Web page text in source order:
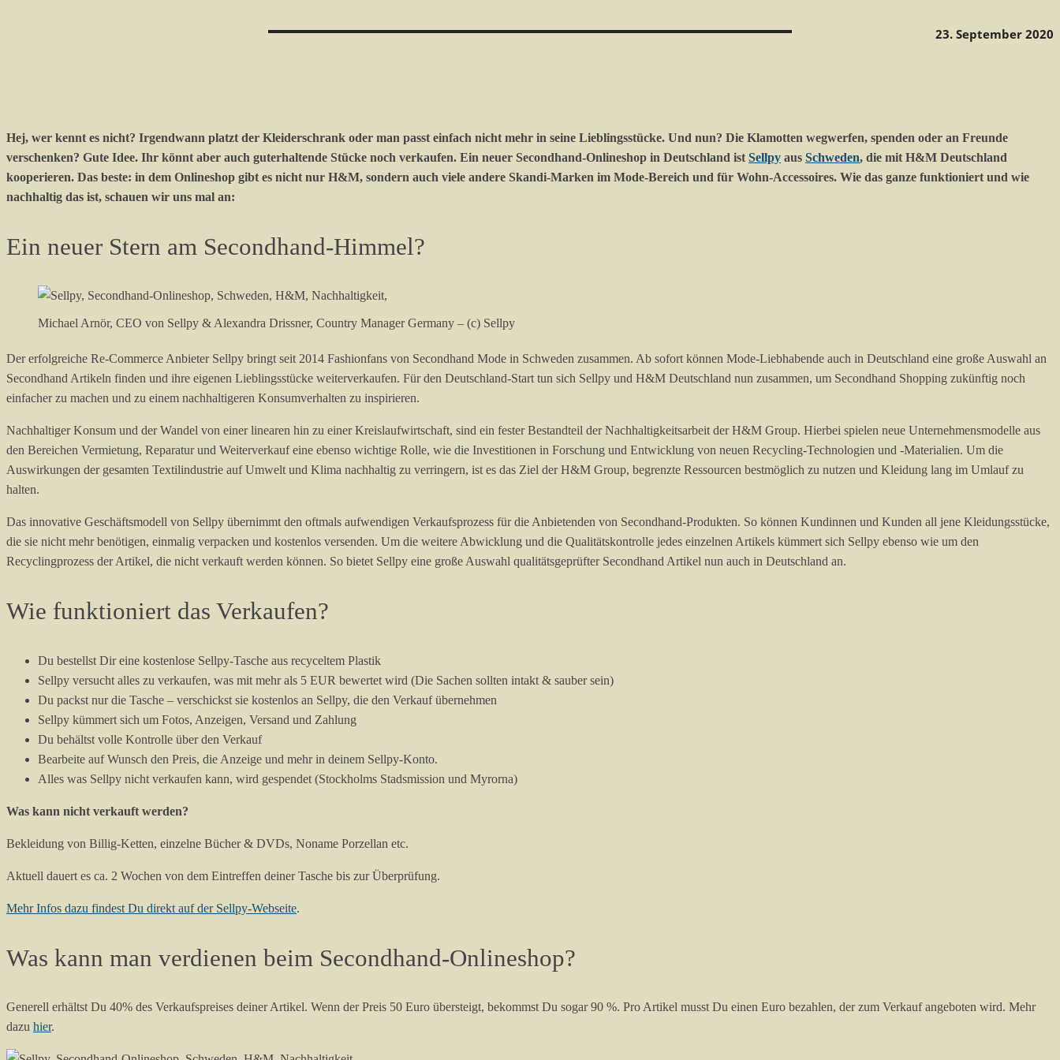
23. September 2020
Hej, wer kennt es nicht? Irgendwann platzt der Kleiderschrank oder man passt einfach nicht mehr in seine Lieblingsstücke. Und nun? Die Klamotten wegwerfen, spenden oder an Freunde
verschenken? Gute Idee. Ihr könnt aber auch guterhaltende Stücke noch verkaufen. Ein neuer Secondhand-Onlineshop in Deutschland ist Sellpy aus Schweden, die mit H&M Deutschland
kooperieren. Das beste: in dem Onlineshop gibt es nicht nur H&M, sondern auch viele andere Skandi-Marken im Mode-Bereich und für Wohn-Accessoires. Wie das ganze funktioniert und wie
nachhaltig das ist, schauen wir uns mal an:
Ein neuer Stern am Secondhand-Himmel?
Michael Arnör, CEO von Sellpy & Alexandra Drissner, Country Manager Germany – (c) Sellpy
Der erfolgreiche Re-Commerce Anbieter Sellpy bringt seit 2014 Fashionfans von Secondhand Mode in Schweden zusammen. Ab sofort können Mode-Liebhabende auch in Deutschland eine große Auswahl an
Secondhand Artikeln finden und ihre eigenen Lieblingsstücke weiterverkaufen. Für den Deutschland-Start tun sich Sellpy und H&M Deutschland nun zusammen, um Secondhand Shopping zukünftig noch
einfacher zu machen und zu einem nachhaltigeren Konsumverhalten zu inspirieren.
Nachhaltiger Konsum und der Wandel von einer linearen hin zu einer Kreislaufwirtschaft, sind ein fester Bestandteil der Nachhaltigkeitsarbeit der H&M Group. Hierbei spielen neue Unternehmensmodelle aus
den Bereichen Vermietung, Reparatur und Weiterverkauf eine ebenso wichtige Rolle, wie die Investitionen in Forschung und Entwicklung von neuen Recycling-Technologien und -Materialien. Um die
Auswirkungen der gesamten Textilindustrie auf Umwelt und Klima nachhaltig zu verringern, ist es das Ziel der H&M Group, begrenzte Ressourcen bestmöglich zu nutzen und Kleidung lang im Umlauf zu
halten.
Das innovative Geschäftsmodell von Sellpy übernimmt den oftmals aufwendigen Verkaufsprozess für die Anbietenden von Secondhand-Produkten. So können Kundinnen und Kunden all jene Kleidungsstücke,
die sie nicht mehr benötigen, einmalig verpacken und kostenlos versenden. Um die weitere Abwicklung und die Qualitätskontrolle jedes einzelnen Artikels kümmert sich Sellpy ebenso wie um den
Recyclingprozess der Artikel, die nicht verkauft werden können. So bietet Sellpy eine große Auswahl qualitätsgeprüfter Secondhand Artikel nun auch in Deutschland an.
Wie funktioniert das Verkaufen?
Du bestellst Dir eine kostenlose Sellpy-Tasche aus recyceltem Plastik
Sellpy versucht alles zu verkaufen, was mit mehr als 5 EUR bewertet wird (Die Sachen sollten intakt & sauber sein)
Du packst nur die Tasche – verschickst sie kostenlos an Sellpy, die den Verkauf übernehmen
Sellpy kümmert sich um Fotos, Anzeigen, Versand und Zahlung
Du behältst volle Kontrolle über den Verkauf
Bearbeite auf Wunsch den Preis, die Anzeige und mehr in deinem Sellpy-Konto.
Alles was Sellpy nicht verkaufen kann, wird gespendet (Stockholms Stadsmission und Myrorna)
Was kann nicht verkauft werden?
Bekleidung von Billig-Ketten, einzelne Bücher & DVDs, Noname Porzellan etc.
Aktuell dauert es ca. 2 Wochen von dem Eintreffen deiner Tasche bis zur Überprüfung.
Mehr Infos dazu findest Du direkt auf der Sellpy-Webseite.
Was kann man verdienen beim Secondhand-Onlineshop?
Generell erhältst Du 40% des Verkaufspreises deiner Artikel. Wenn der Preis 50 Euro übersteigt, bekommst Du sogar 90 %. Pro Artikel musst Du einen Euro bezahlen, der zum Verkauf angeboten wird. Mehr
dazu hier.